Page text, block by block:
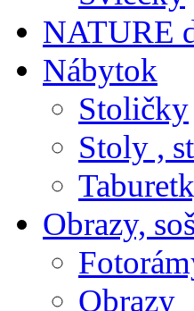
NATURE
Nábytok
Stoličky
Stoly ,
Obrazy,
Obrazy